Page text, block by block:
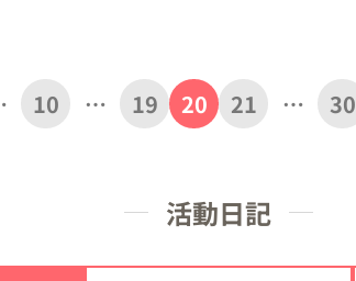
10 … 19 20 21 … 30
活動日記